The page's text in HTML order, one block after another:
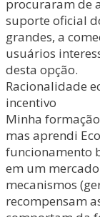
procuraram de
suporte oficial
grandes, a
usuários
desta opção.
Racionalidade
incentivo
Minha
mas aprendi
funcionamento
em um
mecanismos
recompensam